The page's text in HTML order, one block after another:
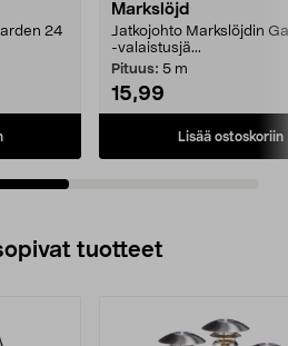
24
Markslöjd
Jatkojohto Markslöjdin
-valaistusjä...
Pituus: 5 m
15,99
Lisää ostoskoriin
tuotteet